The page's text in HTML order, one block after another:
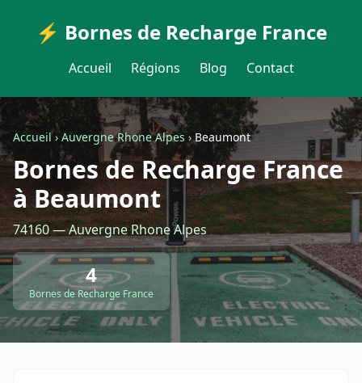
⚡ Bornes de Recharge France
Accueil Régions Blog Contact
Accueil›Auvergne Rhone Alpes›Beaumont
Bornes de Recharge France
à Beaumont
74160 — Auvergne Rhone Alpes
4
Bornes de Recharge France